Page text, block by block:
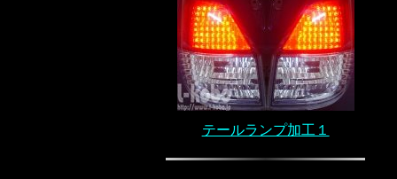
テールランプ加工１